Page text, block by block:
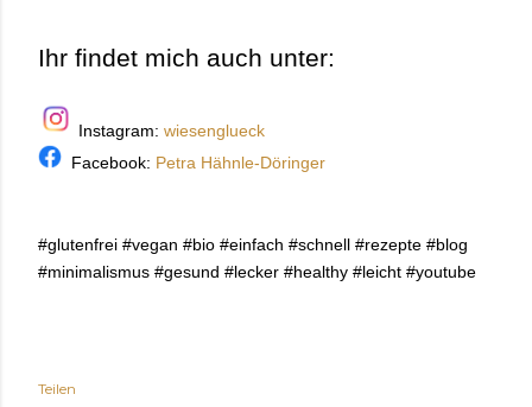
Ihr findet mich auch unter:
Instagram: wiesenglueck
Facebook: Petra Hähnle-Döringer
#glutenfrei #vegan #bio #einfach #schnell #rezepte #blog
#minimalismus #gesund #lecker #healthy #leicht #youtube
Teilen